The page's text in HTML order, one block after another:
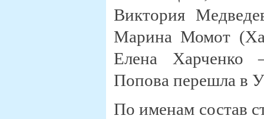
Виктория
Марина Момот
Елена Харченко
Попова перешла в
По именам состав